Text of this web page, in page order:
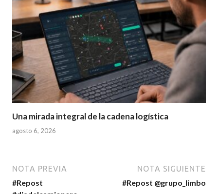
Una mirada integral de la cadena logística
agosto 6, 2026
NOTA PREVIA
#Repost
NOTA SIGUIENTE
#Repost @grupo_limbo